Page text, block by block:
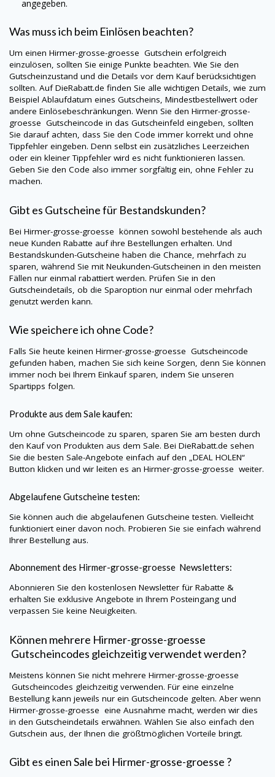
angegeben.
Was muss ich beim Einlösen beachten?
Um einen Hirmer-grosse-groesse Gutschein erfolgreich
einzulösen, sollten Sie einige Punkte beachten. Wie Sie den
Gutscheinzustand und die Details vor dem Kauf berücksichtigen
sollten. AufDieRabatt.de finden Sie alle wichtigen Details, wie zum
Beispiel Ablaufdatum eines Gutscheins, Mindestbestellwert oder
andere Einlösebeschränkungen. Wenn Sie den Hirmer-grosse-
groesse Gutscheincode in das Gutscheinfeld eingeben, sollten
Sie darauf achten, dass Sie den Code immer korrekt und ohne
Tippfehler eingeben. Denn selbst ein zusätzliches Leerzeichen
oder ein kleiner Tippfehler wird es nicht funktionieren lassen.
Geben Sie den Code also immer sorgfältig ein, ohne Fehler zu
machen.
Gibt es Gutscheine für Bestandskunden?
Bei Hirmer-grosse-groesse können sowohl bestehende als auch
neue Kunden Rabatte auf ihre Bestellungen erhalten. Und
Bestandskunden-Gutscheine haben die Chance, mehrfach zu
sparen, während Sie mit Neukunden-Gutscheinen in den meisten
Fällen nur einmal rabattiert werden. Prüfen Sie in den
Gutscheindetails, ob die Sparoption nur einmal oder mehrfach
genutzt werden kann.
Wie speichere ich ohne Code?
Falls Sie heute keinen Hirmer-grosse-groesse Gutscheincode
gefunden haben, machen Sie sich keine Sorgen, denn Sie können
immer noch bei Ihrem Einkauf sparen, indem Sie unseren
Spartipps folgen.
Produkte aus dem Sale kaufen:
Um ohne Gutscheincode zu sparen, sparen Sie am besten durch
den Kauf von Produkten aus dem Sale. Bei DieRabatt.de sehen
Sie die besten Sale-Angebote einfach auf den „DEAL HOLEN“
Button klicken und wir leiten es an Hirmer-grosse-groesse weiter.
Abgelaufene Gutscheine testen:
Sie können auch die abgelaufenen Gutscheine testen. Vielleicht
funktioniert einer davon noch. Probieren Sie sie einfach während
Ihrer Bestellung aus.
Abonnement des Hirmer-grosse-groesse Newsletters:
Abonnieren Sie den kostenlosen Newsletter für Rabatte &
erhalten Sie exklusive Angebote in Ihrem Posteingang und
verpassen Sie keine Neuigkeiten.
Können mehrere Hirmer-grosse-groesse
Gutscheincodes gleichzeitig verwendet werden?
Meistens können Sie nicht mehrere Hirmer-grosse-groesse
Gutscheincodes gleichzeitig verwenden. Für eine einzelne
Bestellung kann jeweils nur ein Gutscheincode gelten. Aber wenn
Hirmer-grosse-groesse eine Ausnahme macht, werden wir dies
in den Gutscheindetails erwähnen. Wählen Sie also einfach den
Gutschein aus, der Ihnen die größtmöglichen Vorteile bringt.
Gibt es einen Sale bei Hirmer-grosse-groesse ?